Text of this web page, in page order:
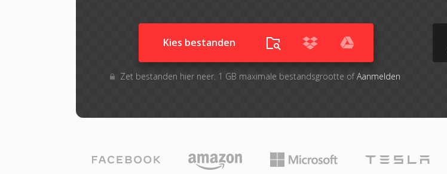
Kies bestanden
Zet bestanden hier neer. 1 GB maximale bestandsgrootte ofAanmelden